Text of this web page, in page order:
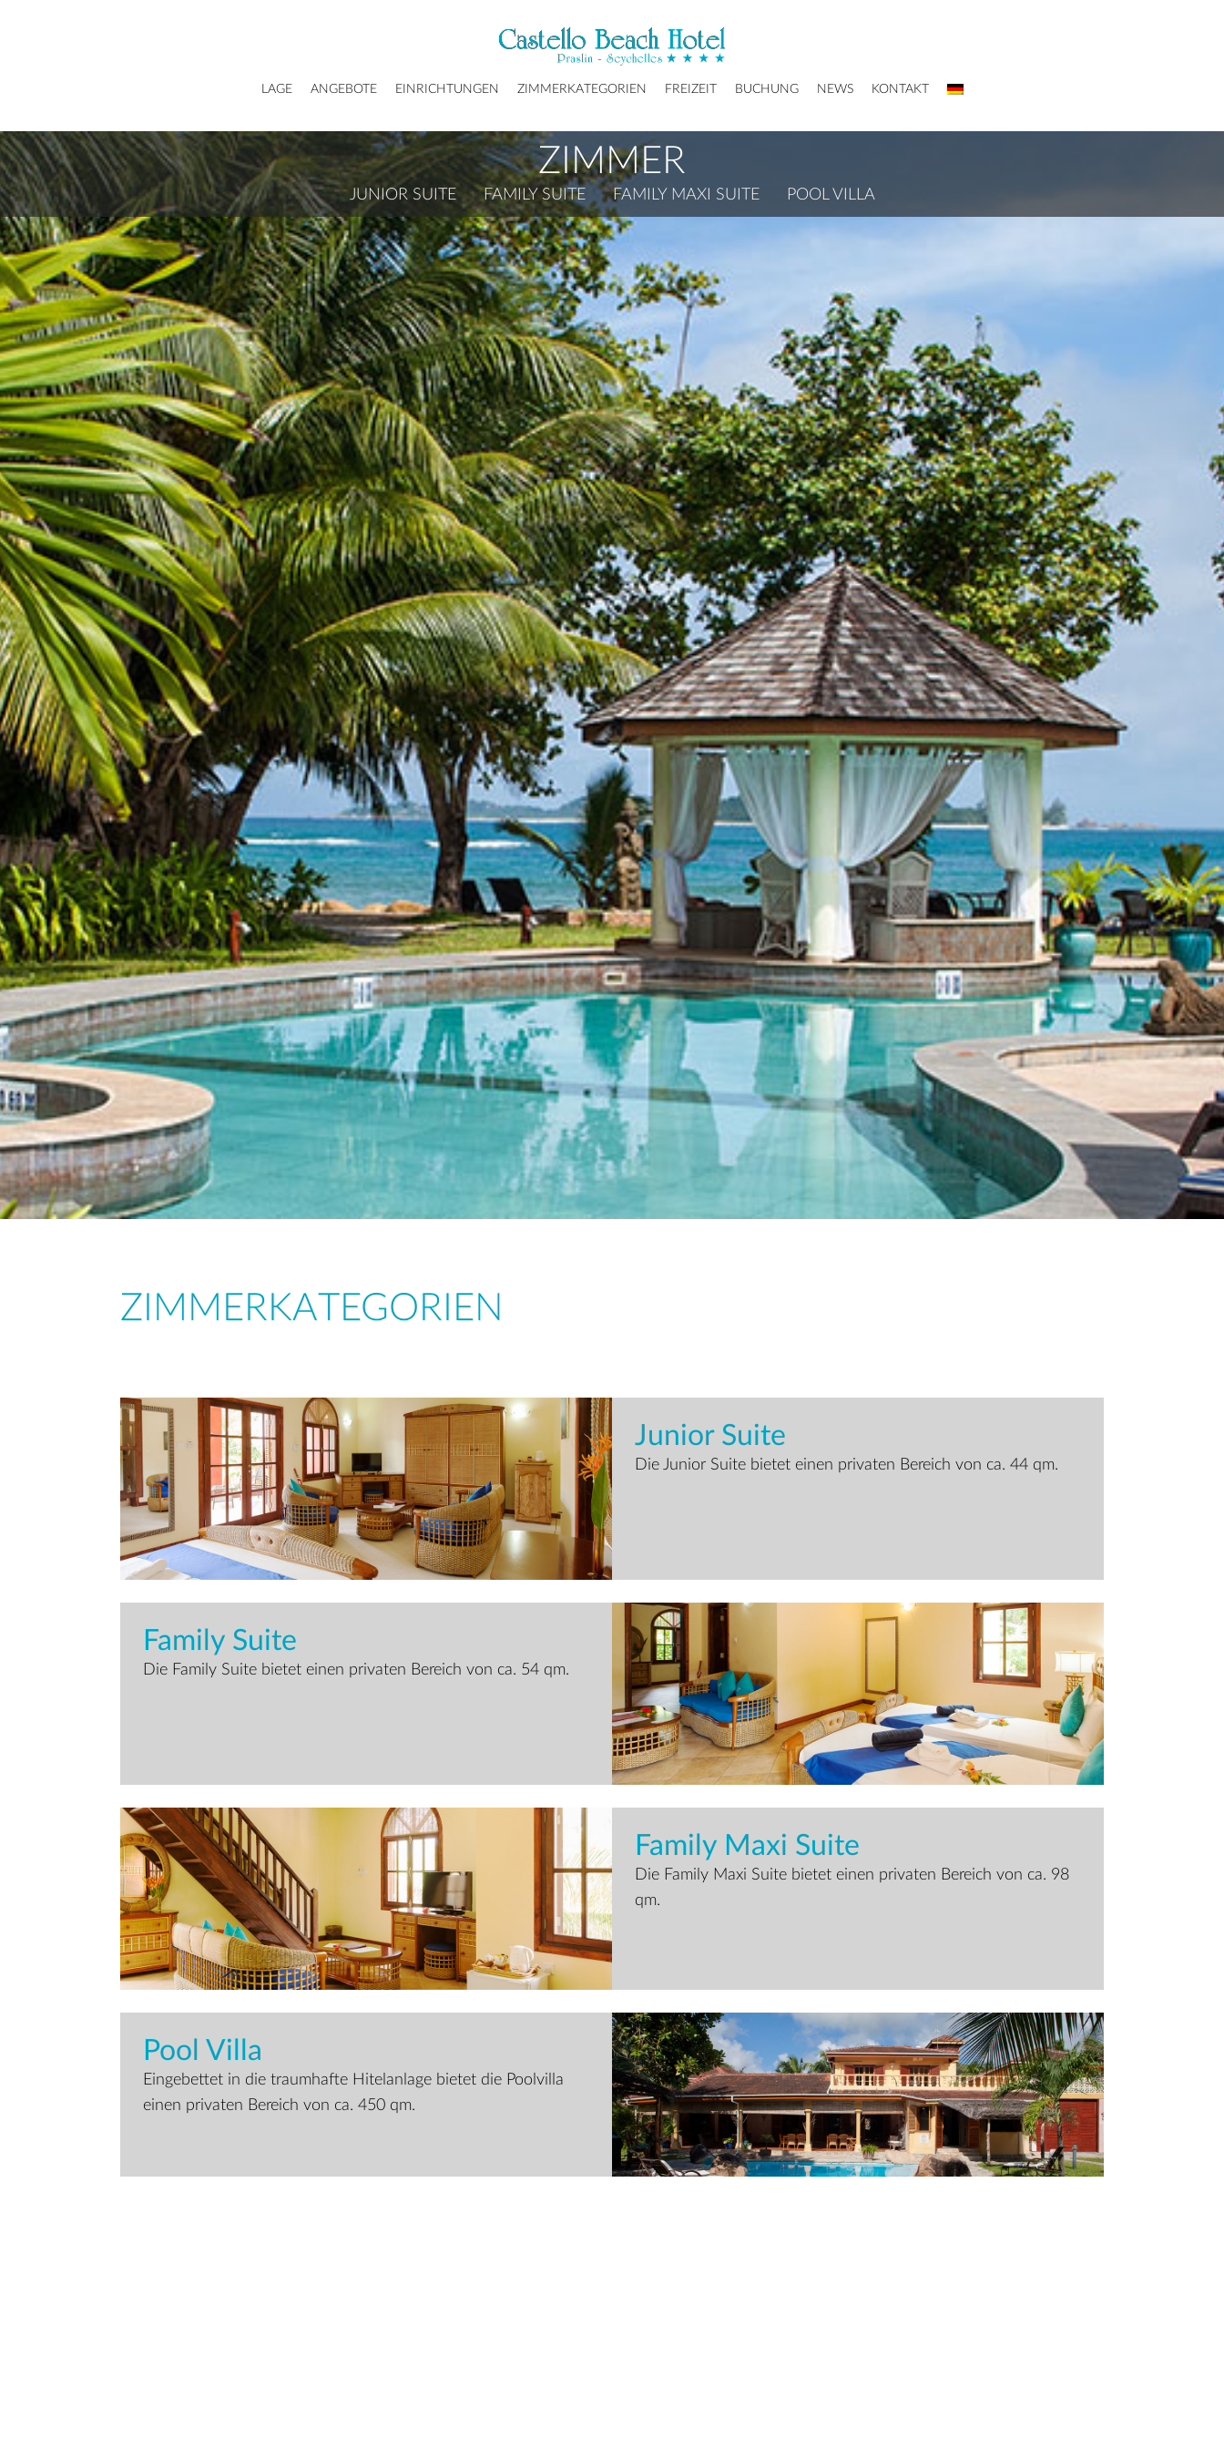
LAGE ANGEBOTE EINRICHTUNGEN ZIMMERKATEGORIEN FREIZEIT BUCHUNG NEWS KONTAKT
ZIMMER
JUNIOR SUITE FAMILY SUITE FAMILY MAXI SUITE POOL VILLA
ZIMMERKATEGORIEN
Junior Suite
Die Junior Suite bietet einen privaten Bereich von ca. 44 qm.
Family Suite
Die Family Suite bietet einen privaten Bereich von ca. 54 qm.
Family Maxi Suite
Die Family Maxi Suite bietet einen privaten Bereich von ca. 98
qm.
Pool Villa
Eingebettet in die traumhafte Hitelanlage bietet die Poolvilla
einen privaten Bereich von ca. 450 qm.